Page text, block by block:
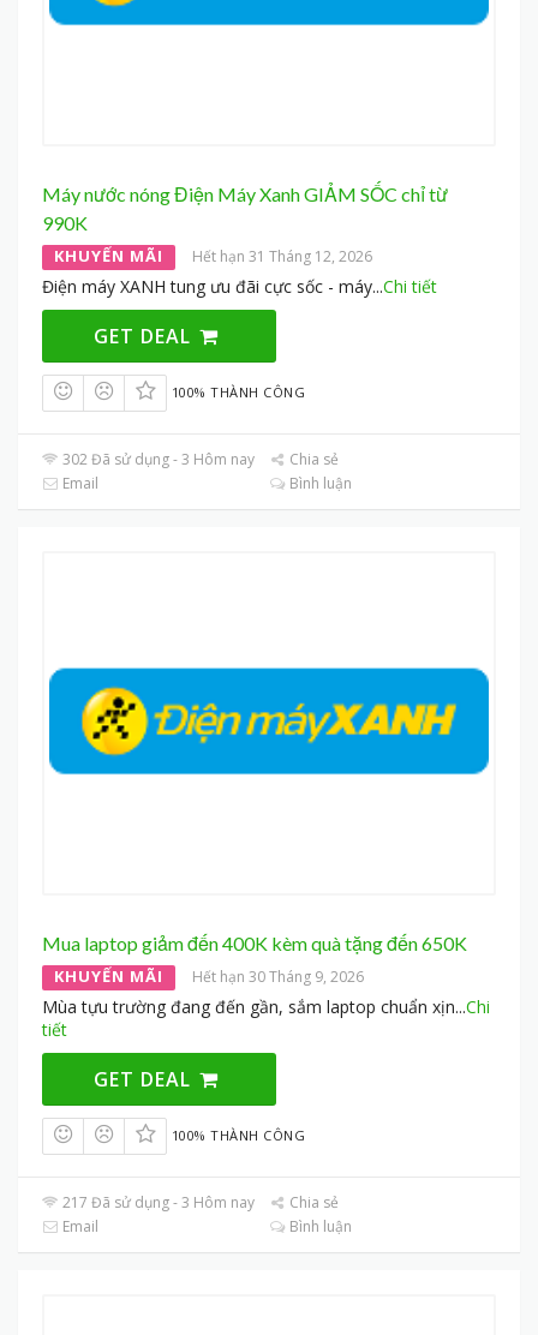
Máy nước nóng Điện Máy Xanh GIẢM SỐC chỉ từ
990K
KHUYẾN MÃI Hết hạn 31 Tháng 12, 2026
Điện máy XANH tung ưu đãi cực sốc - máy...Chi tiết
GET DEAL
100% THÀNH CÔNG
302 Đã sử dụng - 3 Hôm nay
Chia sẻ
Email
Bình luận
Mua laptop giảm đến 400K kèm quà tặng đến 650K
KHUYẾN MÃI Hết hạn 30 Tháng 9, 2026
Mùa tựu trường đang đến gần, sắm laptop chuẩn xịn...Chi
tiết
GET DEAL
100% THÀNH CÔNG
217 Đã sử dụng - 3 Hôm nay
Chia sẻ
Email
Bình luận